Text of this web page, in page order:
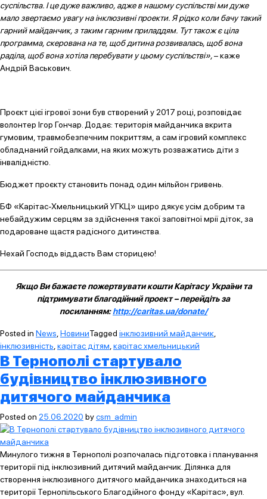
суспільства. І це дуже важливо, адже в нашому суспільстві ми дуже
мало звертаємо увагу на інклюзивні проекти. Я рідко коли бачу такий
гарний майданчик, з таким гарним приладдям. Тут також є ціла
программа, скерована на те, щоб дитина розвивалась, щоб вона
раділа, щоб вона хотіла перебувати у цьому суспільстві»,– каже
Андрій Васькович.
Проєкт цієї ігрової зони був створений у 2017 році, розповідає
волонтер Ігор Гончар. Додає: територія майданчика вкрита
гумовим, травмобезпечним покриттям, а сам ігровий комплекс
обладнаний гойдалками, на яких можуть розважатись діти з
інвалідністю.
Бюджет проєкту становить понад один мільйон гривень.
БФ «Карітас-Хмельницький УГКЦ» щиро дякує усім добрим та
небайдужим серцям за здійснення такої заповітної мрії діток, за
подароване щастя радісного дитинства.
Нехай Господь віддасть Вам сторицею!
Якщо Ви бажаєте пожертвувати кошти Карітасу України та
підтримувати благодійний проект – перейдіть за
посиланням:http://caritas.ua/donate/
Posted in News,НовиниTagged інклюзивний майданчик,
інклюзивність,карітас дітям,карітас хмельницький
В Тернополі стартувало
будівництво інклюзивного
дитячого майданчика
Posted on 25.06.2020 bycsm_admin
Минулого тижня в Тернополі розпочалась підготовка і планування
території під інклюзивний дитячий майданчик. Ділянка для
створення інклюзивного дитячого майданчика знаходиться на
території Тернопільського Благодійного фонду «Карітас», вул.